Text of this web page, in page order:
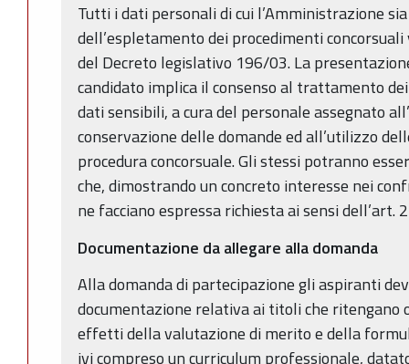
Tutti i dati personali di cui l’Amministrazione
dell’espletamento dei procedimenti
del Decreto legislativo 196/03. La
candidato implica il consenso al trattamento
dati sensibili, a cura del personale assegnato
conservazione delle domande ed all’utilizzo
procedura concorsuale. Gli stessi potranno
che, dimostrando un concreto interesse nei
ne facciano espressa richiesta ai sensi dell’art.
Documentazione da allegare alla domanda
Alla domanda di partecipazione gli aspiranti
documentazione relativa ai titoli che
effetti della valutazione di merito e della
ivi compreso un curriculum professionale,